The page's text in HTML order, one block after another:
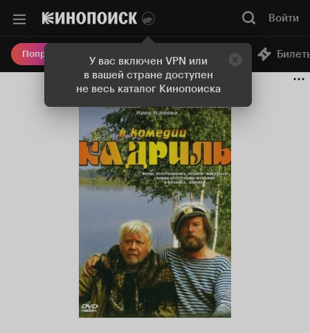
У вас включен VPN или
в вашей стране доступен
не весь каталог Кинопоиска
Войти
Попробовать Плюс Онлайн-кинотеатр